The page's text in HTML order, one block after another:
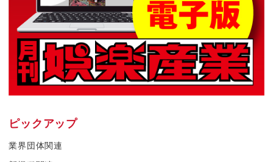
ピックアップ
業界団体関連